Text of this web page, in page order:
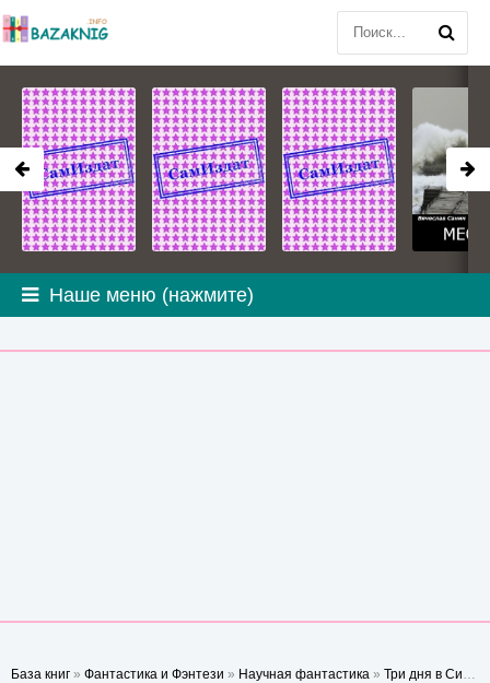
Наше меню (нажмите)
База книг » Фантастика и Фэнтези » Научная фантастика » Три дня в Сиренополе